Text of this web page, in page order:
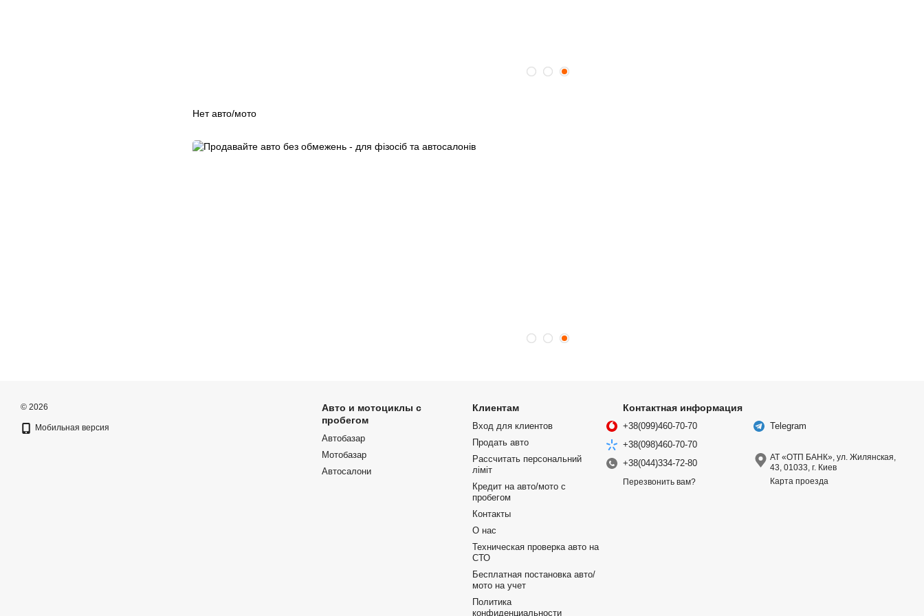
Нет авто/мото
© 2026
Мобильная версия
Авто и мотоциклы с
пробегом
Автобазар
Мотобазар
Автосалони
Клиентам
Вход для клиентов
Продать авто
Рассчитать персональний
ліміт
Кредит на авто/мото с
пробегом
Контакты
О нас
Техническая проверка авто на
СТО
Бесплатная постановка авто/
мото на учет
Политика
конфиденциальности
Контактная информация
+38(099)460-70-70
+38(098)460-70-70
+38(044)334-72-80
Перезвонить вам?
Telegram
АТ «ОТП БАНК», ул. Жилянская,
43, 01033, г. Киев
Карта проезда